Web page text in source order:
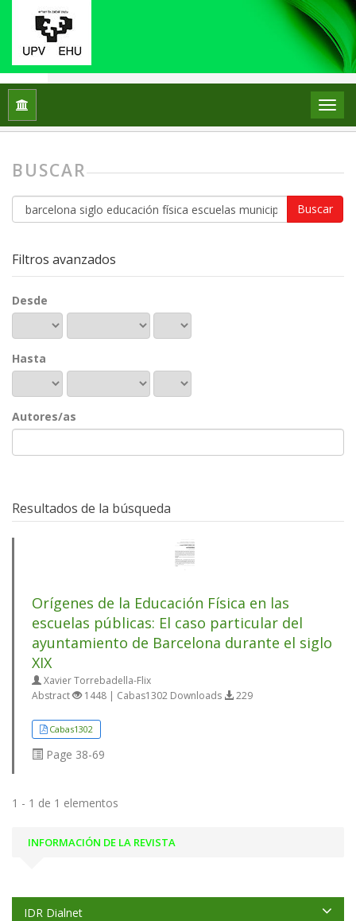
Inicio
BUSCAR
Buscar
artículos
Filtros avanzados
Desde
Hasta
Autores/as
Resultados de la búsqueda
Orígenes de la Educación Física en las
escuelas públicas: El caso particular del
ayuntamiento de Barcelona durante el siglo
XIX
Xavier Torrebadella-Flix
Abstract
1448 | Cabas1302 Downloads 229
Cabas1302
Page 38-69
1 - 1 de 1 elementos
INFORMACIÓN DE LA REVISTA
IDR Dialnet